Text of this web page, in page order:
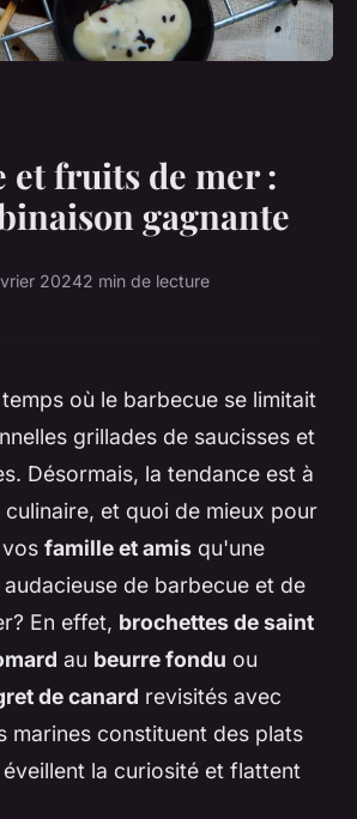
et fruits de mer :
gagnante
20242 min de lecture
où le barbecue se limitait
grillades de saucisses et
Désormais, la tendance est à
et quoi de mieux pour
famille et amis qu'une
de barbecue et de
En effet, brochettes de saint
au beurre fondu ou
de canard revisités avec
marines constituent des plats
la curiosité et flattent